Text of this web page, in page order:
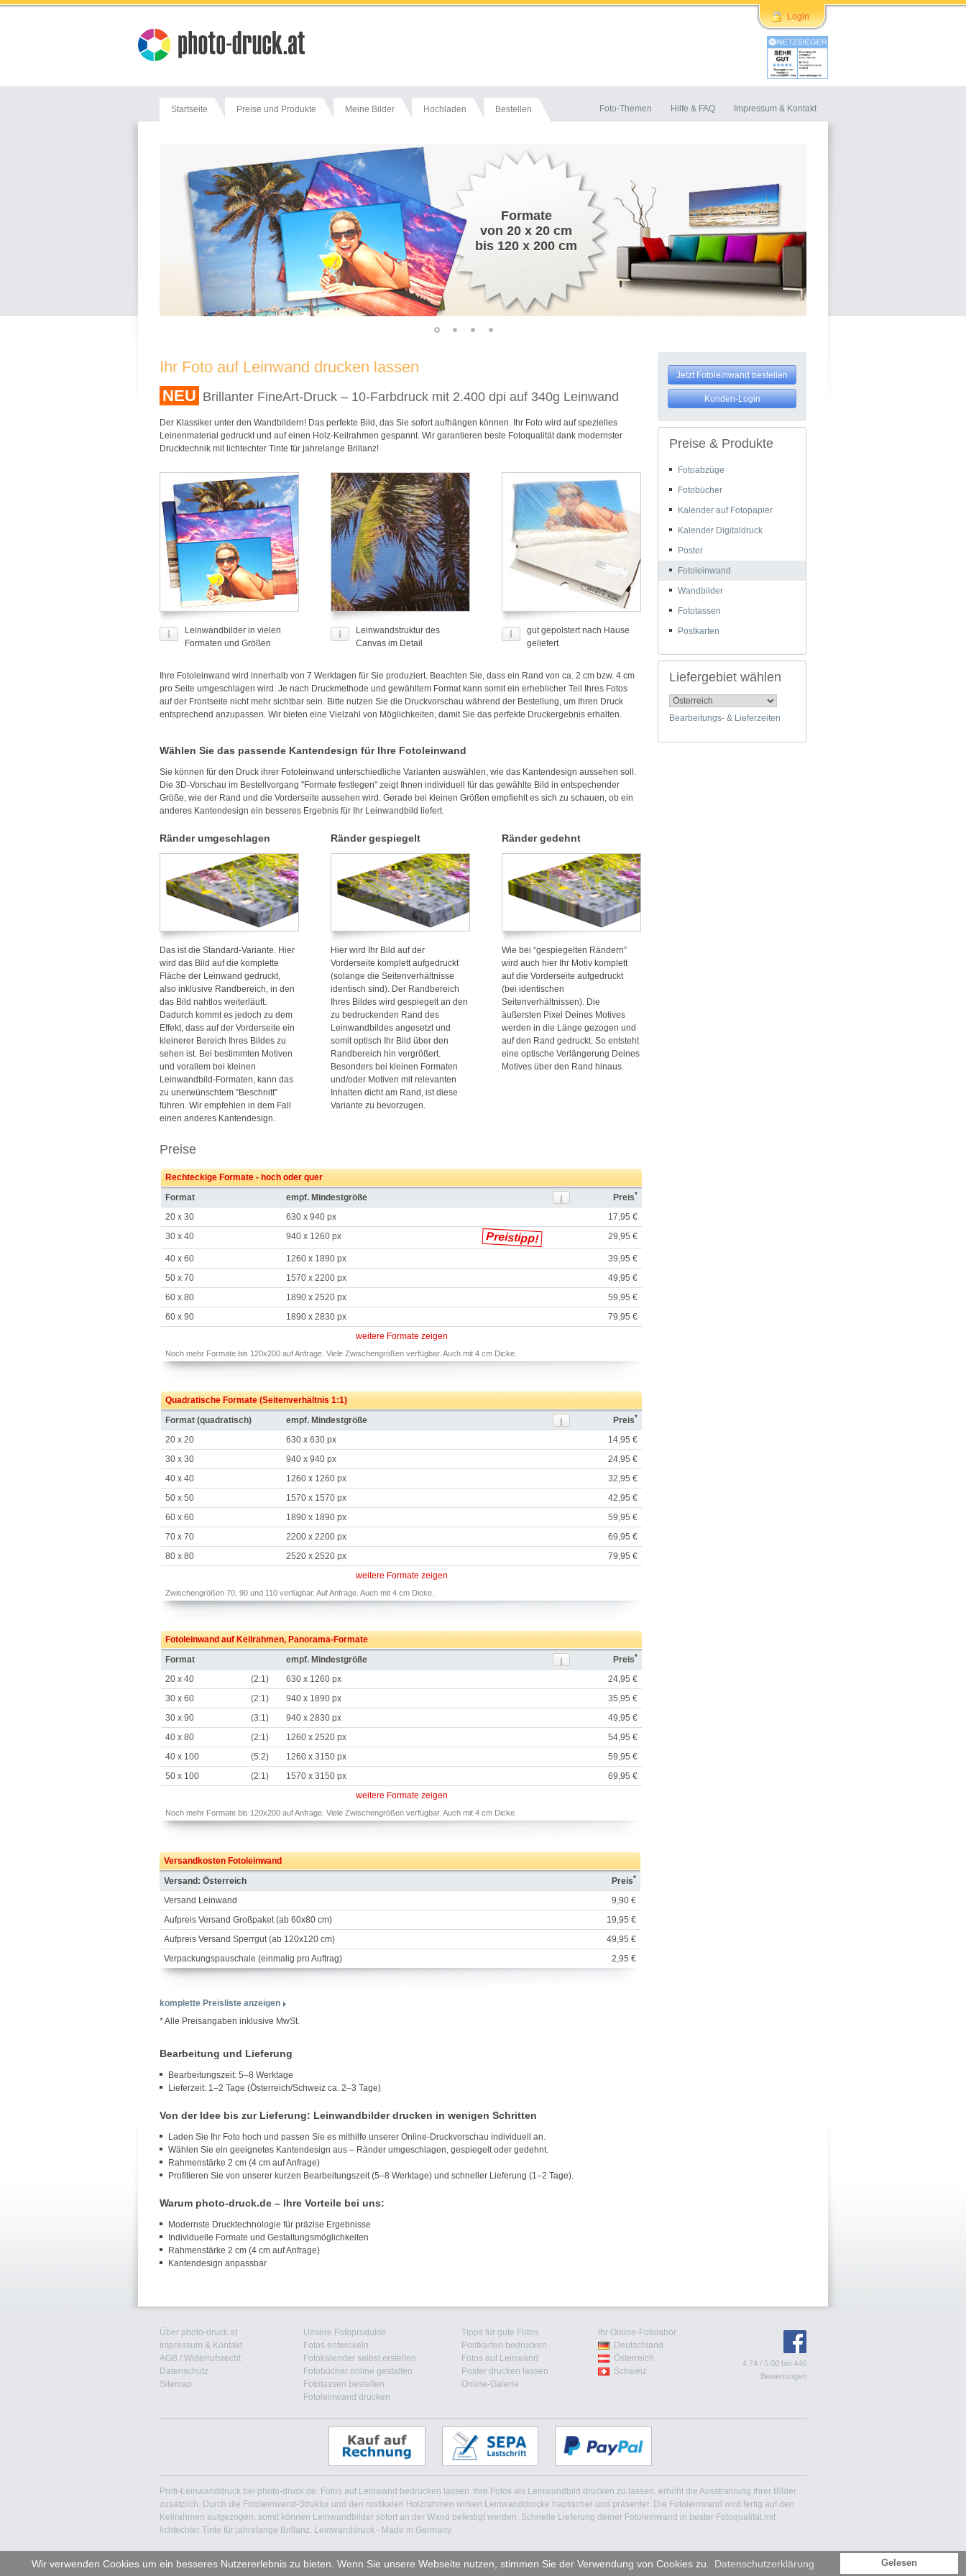
Wir verwenden Cookies um ein besseres Nutzererlebnis zu bieten. Wenn Sie unsere Webseite nutzen, stimmen Sie der Verwendung von Cookies zu. Datenschutzerklärung Gelesen
Profi-Leinwanddruck bei photo-druck.de: Fotos auf Leinwand bedrucken lassen
Ihre Fotos als Leinwandbild drucken zu lassen, erhöht die Ausstrahlung Ihrer Bilder
zusätzlich. Durch die Fotoleinwand-Struktur und den rustikalen Holzrahmen wirken Leinwanddrucke haptischer und präsenter. Die Fotoleinwand wird fertig auf den
Keilrahmen aufgezogen, somit können Leinwandbilder sofort an der Wand befestigt werden. Schnelle Lieferung deiner Fotoleinwand in bester Fotoqualität mit
lichtechter Tinte für jahrelange Brillanz. Leinwanddruck - Made in Germany.
Login
Startseite Preise und Produkte Meine Bilder Hochladen Bestellen Foto-Themen Hilfe & FAQ Impressum & Kontakt
Formate
von 20 x 20 cm
bis 120 x 200 cm
Ihr Foto auf Leinwand drucken lassen
NEU Brillanter FineArt-Druck – 10-Farbdruck mit 2.400 dpi auf 340g Leinwand
Der Klassiker unter den Wandbildern! Das perfekte Bild, das Sie sofort aufhängen können. Ihr Foto wird auf spezielles
Leinenmaterial gedruckt und auf einen Holz-Keilrahmen gespannt. Wir garantieren beste Fotoqualität dank modernster
Drucktechnik mit lichtechter Tinte für jahrelange Brillanz!
Leinwandbilder in vielen
Formaten und Größen
Leinwandstruktur des
Canvas im Detail
gut gepolstert nach Hause
geliefert
Ihre Fotoleinwand wird innerhalb von 7 Werktagen für Sie produziert. Beachten Sie, dass ein Rand von ca. 2 cm bzw. 4 cm
pro Seite umgeschlagen wird. Je nach Druckmethode und gewähltem Format kann somit ein erheblicher Teil Ihres Fotos
auf der Frontseite nicht mehr sichtbar sein. Bitte nutzen Sie die Druckvorschau während der Bestellung, um Ihren Druck
entsprechend anzupassen. Wir bieten eine Vielzahl von Möglichkeiten, damit Sie das perfekte Druckergebnis erhalten.
Wählen Sie das passende Kantendesign für Ihre Fotoleinwand
Sie können für den Druck ihrer Fotoleinwand unterschiedliche Varianten auswählen, wie das Kantendesign aussehen soll.
Die 3D-Vorschau im Bestellvorgang "Formate festlegen" zeigt Ihnen individuell für das gewählte Bild in entspechender
Größe, wie der Rand und die Vorderseite aussehen wird. Gerade bei kleinen Größen empfiehlt es sich zu schauen, ob ein
anderes Kantendesign ein besseres Ergebnis für Ihr Leinwandbild liefert.
Ränder umgeschlagen
Das ist die Standard-Variante. Hier
wird das Bild auf die komplette
Fläche der Leinwand gedruckt,
also inklusive Randbereich, in den
das Bild nahtlos weiterläuft.
Dadurch kommt es jedoch zu dem
Effekt, dass auf der Vorderseite ein
kleinerer Bereich Ihres Bildes zu
sehen ist. Bei bestimmten Motiven
und vorallem bei kleinen
Leinwandbild-Formaten, kann das
zu unerwünschtem “Beschnitt”
führen. Wir empfehlen in dem Fall
einen anderes Kantendesign.
Ränder gespiegelt
Hier wird Ihr Bild auf der
Vorderseite komplett aufgedruckt
(solange die Seitenverhältnisse
identisch sind). Der Randbereich
Ihres Bildes wird gespiegelt an den
zu bedruckenden Rand des
Leinwandbildes angesetzt und
somit optisch Ihr Bild über den
Randbereich hin vergrößert.
Besonders bei kleinen Formaten
und/oder Motiven mit relevanten
Inhalten dicht am Rand, ist diese
Variante zu bevorzugen.
Ränder gedehnt
Wie bei “gespiegelten Rändern”
wird auch hier Ihr Motiv komplett
auf die Vorderseite aufgedruckt
(bei identischen
Seitenverhältnissen). Die
äußersten Pixel Deines Motives
werden in die Länge gezogen und
auf den Rand gedruckt. So entsteht
eine optische Verlängerung Deines
Motives über den Rand hinaus.
Jetzt Fotoleinwand bestellen
Kunden-Login
Preise & Produkte
Fotoabzüge
Fotobücher
Kalender auf Fotopapier
Kalender Digitaldruck
Poster
Fotoleinwand
Wandbilder
Fototassen
Postkarten
Liefergebiet wählen
Bearbeitungs- & Lieferzeiten
Preise
Rechteckige Formate - hoch oder quer
Format
empf. Mindestgröße Preis*
20 x 30 630 x 940 px
17,95 €
30 x 40
940 x 1260 px Preistipp! 29,95 €
40 x 60 1260 x 1890 px
39,95 €
50 x 70
1570 x 2200 px
49,95 €
60 x 80
1890 x 2520 px
59,95 €
60 x 90
1890 x 2830 px
79,95 €
weitere Formate zeigen
Noch mehr Formate bis 120x200 auf Anfrage. Viele Zwischengrößen verfügbar. Auch mit 4 cm Dicke.
Quadratische Formate (Seitenverhältnis 1:1)
Format (quadratisch)
empf. Mindestgröße Preis*
20 x 20 630 x 630 px
14,95 €
30 x 30
940 x 940 px
24,95 €
40 x 40
1260 x 1260 px
32,95 €
50 x 50
1570 x 1570 px
42,95 €
60 x 60
1890 x 1890 px
59,95 €
70 x 70
2200 x 2200 px
69,95 €
80 x 80
2520 x 2520 px
79,95 €
weitere Formate zeigen
Zwischengrößen 70, 90 und 110 verfügbar. Auf Anfrage. Auch mit 4 cm Dicke.
Fotoleinwand auf Keilrahmen, Panorama-Formate
Format
empf. Mindestgröße Preis*
20 x 40 (2:1) 630 x 1260 px
24,95 €
30 x 60
(2:1) 940 x 1890 px
35,95 €
30 x 90
(3:1) 940 x 2830 px
49,95 €
40 x 80
(2:1) 1260 x 2520 px
54,95 €
40 x 100
(5:2) 1260 x 3150 px
59,95 €
50 x 100
(2:1) 1570 x 3150 px
69,95 €
weitere Formate zeigen
Noch mehr Formate bis 120x200 auf Anfrage. Viele Zwischengrößen verfügbar. Auch mit 4 cm Dicke.
Versandkosten Fotoleinwand
Versand: Österreich
Preis*
Versand Leinwand
9,90 €
Aufpreis Versand Großpaket (ab 60x80 cm)
19,95 €
Aufpreis Versand Sperrgut (ab 120x120 cm)
49,95 €
Verpackungspauschale (einmalig pro Auftrag)
2,95 €
komplette Preisliste anzeigen
* Alle Preisangaben inklusive MwSt.
Bearbeitung und Lieferung
Bearbeitungszeit: 5–8 Werktage
Lieferzeit: 1–2 Tage (Österreich/Schweiz ca. 2–3 Tage)
Von der Idee bis zur Lieferung: Leinwandbilder drucken in wenigen Schritten
Laden Sie Ihr Foto hoch und passen Sie es mithilfe unserer Online-Druckvorschau individuell an.
Wählen Sie ein geeignetes Kantendesign aus – Ränder umgeschlagen, gespiegelt oder gedehnt.
Rahmenstärke 2 cm (4 cm auf Anfrage)
Profitieren Sie von unserer kurzen Bearbeitungszeit (5–8 Werktage) und schneller Lieferung (1–2 Tage).
Warum photo-druck.de – Ihre Vorteile bei uns:
Modernste Drucktechnologie für präzise Ergebnisse
Individuelle Formate und Gestaltungsmöglichkeiten
Rahmenstärke 2 cm (4 cm auf Anfrage)
Kantendesign anpassbar
Über photo-druck.at
Impressum & Kontakt
AGB / Widerrufsrecht
Datenschutz
Sitemap
Unsere Fotoprodukte
Fotos entwickeln
Fotokalender selbst erstellen
Fotobücher online gestalten
Fototassen bestellen
Fotoleinwand drucken
Tipps für gute Fotos
Postkarten bedrucken
Fotos auf Leinwand
Poster drucken lassen
Online-Galerie
Ihr Online-Fotolabor
Deutschland
Österreich
Schweiz
4.74 / 5.00 bei 446
Bewertungen